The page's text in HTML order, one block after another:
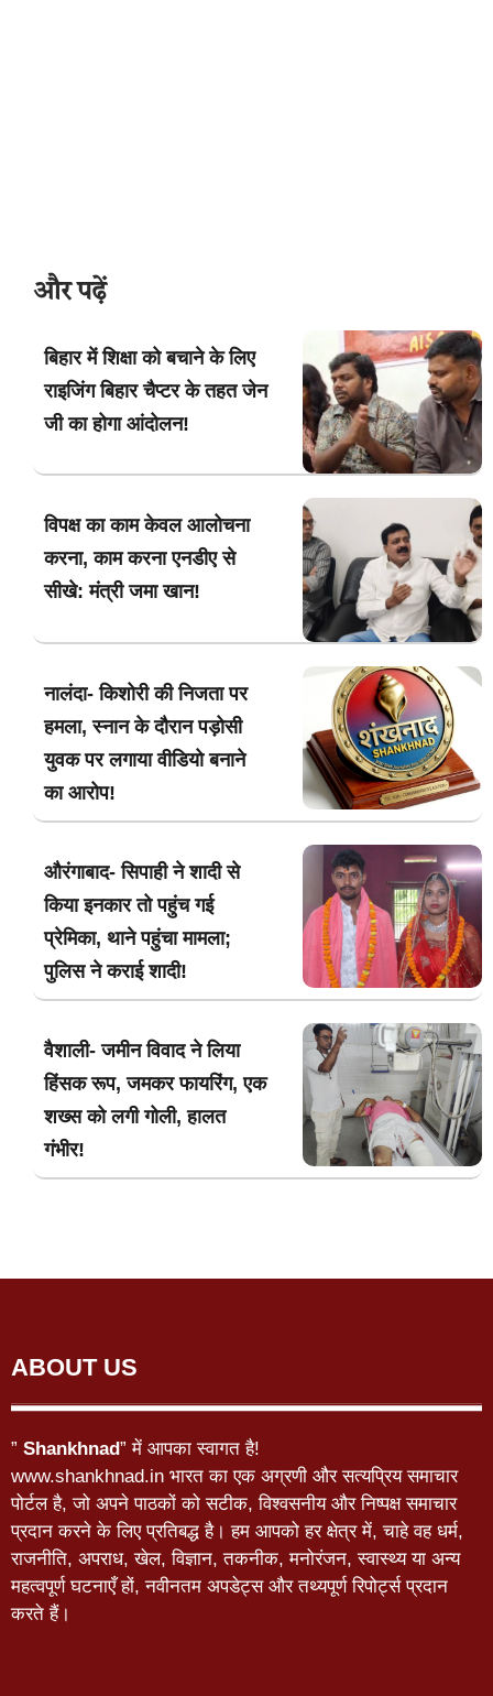
और पढ़ें
बिहार में शिक्षा को बचाने के लिए
राइजिंग बिहार चैप्टर के तहत जेन
जी का होगा आंदोलन!
विपक्ष का काम केवल आलोचना
करना, काम करना एनडीए से
सीखे: मंत्री जमा खान!
नालंदा- किशोरी की निजता पर
हमला, स्नान के दौरान पड़ोसी
युवक पर लगाया वीडियो बनाने
का आरोप!
औरंगाबाद- सिपाही ने शादी से
किया इनकार तो पहुंच गई
प्रेमिका, थाने पहुंचा मामला;
पुलिस ने कराई शादी!
वैशाली- जमीन विवाद ने लिया
हिंसक रूप, जमकर फायरिंग, एक
शख्स को लगी गोली, हालत
गंभीर!
ABOUT US
” Shankhnad” में आपका स्वागत है!
www.shankhnad.in भारत का एक अग्रणी और सत्यप्रिय समाचार
पोर्टल है, जो अपने पाठकों को सटीक, विश्वसनीय और निष्पक्ष समाचार
प्रदान करने के लिए प्रतिबद्ध है। हम आपको हर क्षेत्र में, चाहे वह धर्म,
राजनीति, अपराध, खेल, विज्ञान, तकनीक, मनोरंजन, स्वास्थ्य या अन्य
महत्वपूर्ण घटनाएँ हों, नवीनतम अपडेट्स और तथ्यपूर्ण रिपोर्ट्स प्रदान
करते हैं।